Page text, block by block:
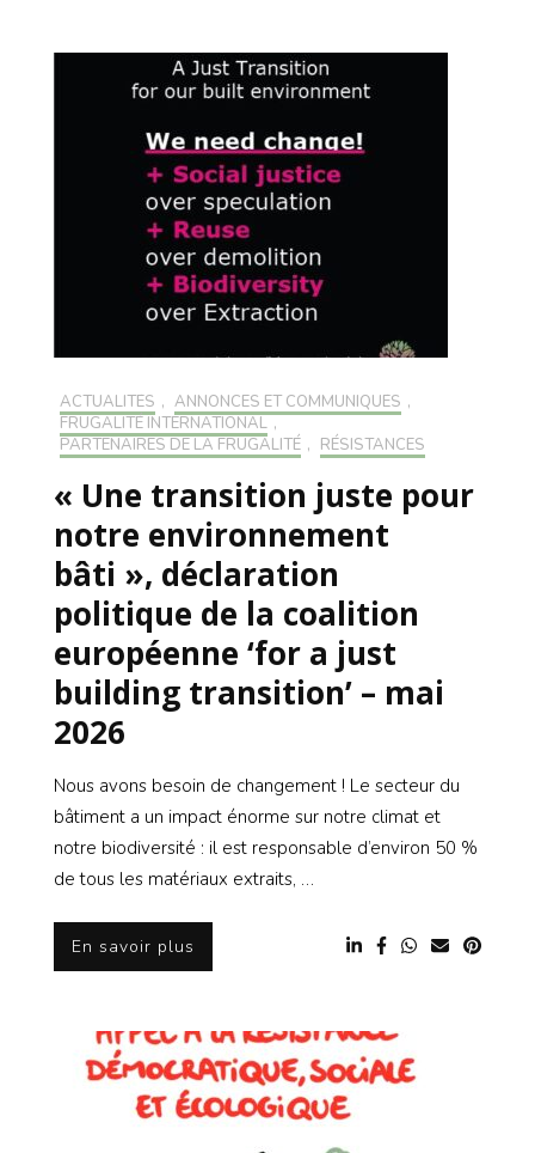
ACTUALITÉS , ANNONCES ET COMMUNIQUÉS ,
FRUGALITÉ INTERNATIONAL ,
PARTENAIRES DE LA FRUGALITÉ , RÉSISTANCES
« Une transition juste pour
notre environnement
bâti », déclaration
politique de la coalition
européenne ‘for a just
building transition’ – mai
2026
Nous avons besoin de changement ! Le secteur du
bâtiment a un impact énorme sur notre climat et
notre biodiversité : il est responsable d’environ 50 %
de tous les matériaux extraits, …
En savoir plus